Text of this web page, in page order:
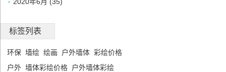
标签列表
环保 墙绘 绘画 户外墙体 彩绘价格
户外 墙体彩绘价格 户外墙体彩绘